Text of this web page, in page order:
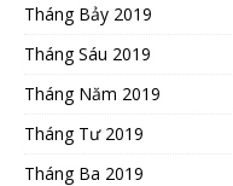
Tháng Bảy 2019
Tháng Sáu 2019
Tháng Năm 2019
Tháng Tư 2019
Tháng Ba 2019